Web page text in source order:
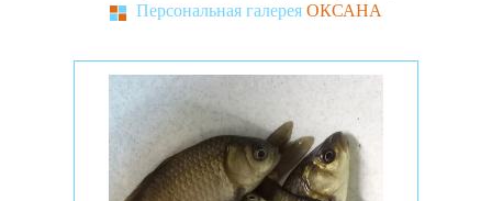
Персональная галерея ОКСАНА